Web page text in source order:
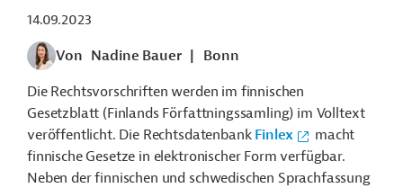
14.09.2023
Von Nadine Bauer
Bonn
Die Rechtsvorschriften werden im finnischen
Gesetzblatt (Finlands Författningssamling) im Volltext
veröffentlicht. Die Rechtsdatenbank Finlex
macht
finnische Gesetze in elektronischer Form verfügbar.
Neben der finnischen und schwedischen Sprachfassung